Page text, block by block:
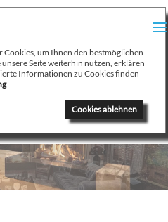
/
um Ihnen den bestmöglichen
Seite weiterhin nutzen, erklären
Informationen zu Cookies finden
Cookies ablehnen
- Wartung - Reparatur
Kachelofen Heizkamine